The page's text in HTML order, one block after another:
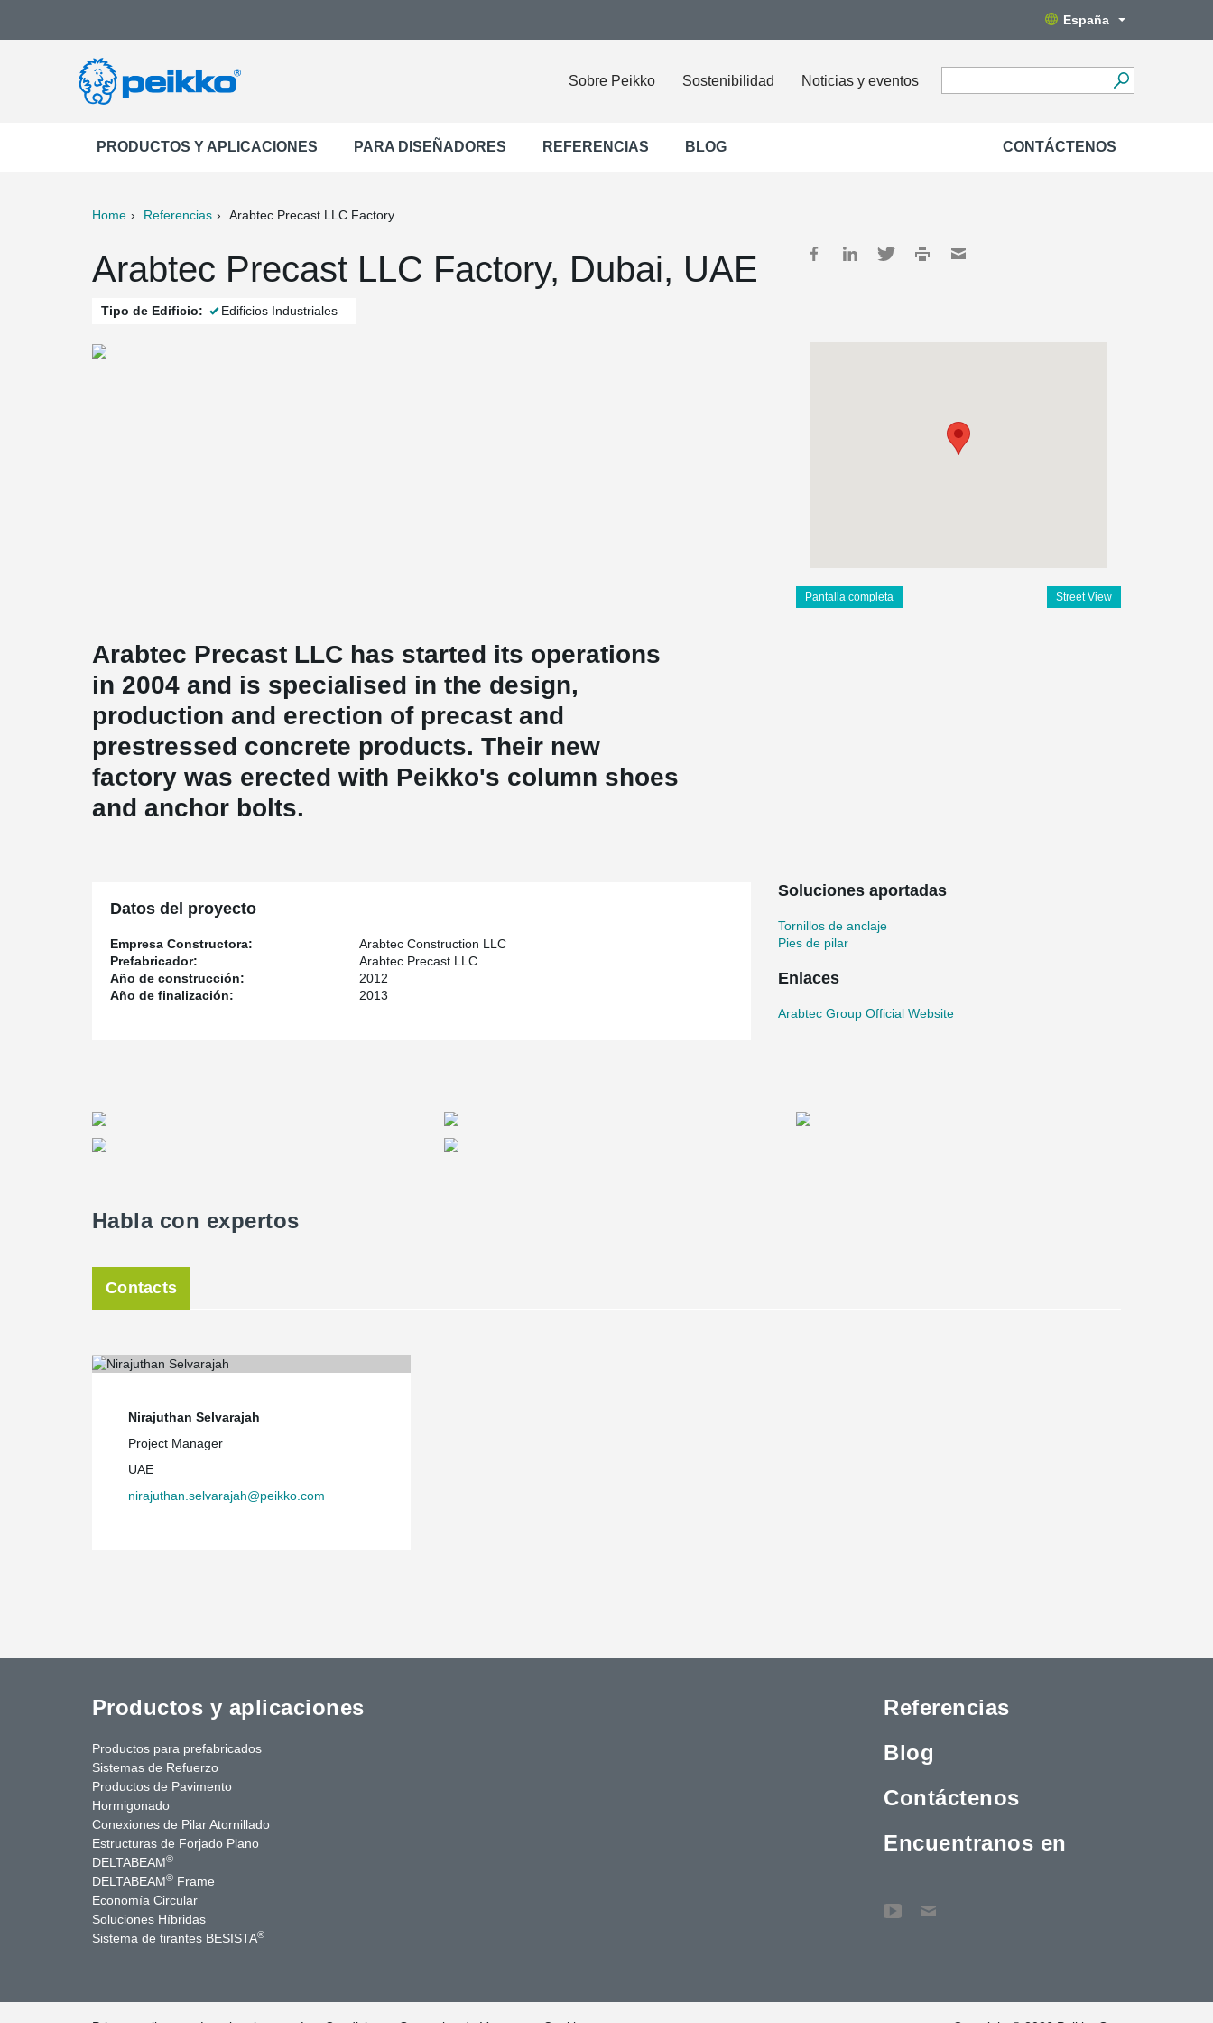
España
Sobre Peikko Sostenibilidad Noticias y eventos
PRODUCTOS Y APLICACIONES PARA DISEÑADORES REFERENCIAS BLOG CONTÁCTENOS
Home Referencias Arabtec Precast LLC Factory
Arabtec Precast LLC Factory, Dubai, UAE
Tipo de Edificio: Edificios Industriales
Pantalla completa Street View
Arabtec Precast LLC has started its operations
in 2004 and is specialised in the design,
production and erection of precast and
prestressed concrete products. Their new
factory was erected with Peikko's column shoes
and anchor bolts.
Datos del proyecto
Empresa Constructora:
Arabtec Construction LLC
Prefabricador:
Arabtec Precast LLC
Año de construcción:
2012
Año de finalización:
2013
Soluciones aportadas
Tornillos de anclaje
Pies de pilar
Enlaces
Arabtec Group Official Website
Habla con expertos
Contacts
Nirajuthan Selvarajah
Project Manager
UAE
nirajuthan.selvarajah@peikko.com
Productos y aplicaciones
Productos para prefabricados
Sistemas de Refuerzo
Productos de Pavimento
Hormigonado
Conexiones de Pilar Atornillado
Estructuras de Forjado Plano
DELTABEAM®
DELTABEAM® Frame
Economía Circular
Soluciones Híbridas
Sistema de tirantes BESISTA®
Referencias
Blog
Contáctenos
Encuentranos en